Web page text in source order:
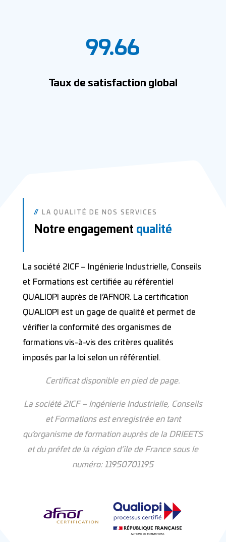
99.66
Taux de satisfaction global
// LA QUALITÉ DE NOS SERVICES
Notre engagement qualité
La société 2ICF – Ingénierie Industrielle, Conseils
et Formations est certifiée au référentiel
QUALIOPI auprès de l’AFNOR. La certification
QUALIOPI est un gage de qualité et permet de
vérifier la conformité des organismes de
formations vis-à-vis des critères qualités
imposés par la loi selon un référentiel.
Certificat disponible en pied de page.
La société 2ICF – Ingénierie Industrielle, Conseils
et Formations est enregistrée en tant
qu’organisme de formation auprès de la DRIEETS
et du préfet de la région d’ile de France sous le
numéro: 11950701195